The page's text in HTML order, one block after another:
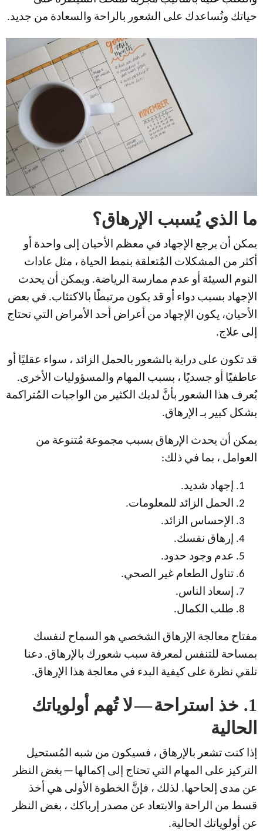
حياتك وتُساعدك على الشعور بالراحة والسعادة من جديد.
ما الذي يُسبب الإرهاق؟
يمكن أن يرجع الإجهاد في معظم الأحيان إلى واحدة أو
أكثر من المشكلات المُتعلقة بنمط الحياة ، مثل عادات
النوم السيئة أو عدم ممارسة الرياضة. ويمكن أن يحدث
الإجهاد بسبب دواء أو قد يكون مرتبطًا بالاكتئاب. في بعض
الأحيان، يكون الإجهاد من أعراض أحد الأمراض التي تحتاج
إلى علاج.
قد تكون على دراية بالشعور بالحمل الزائد ، سواء عقليًا أو
عاطفيًا أو جسديًا ، بسبب المهام والمسؤوليات الأخرى.
يُعرف هذا الشعور بأنَّ لديك الكثير من الواجبات المُتراكمة
بشكل كبير بـ الإرهاق.
يمكن أن يحدث الإرهاق بسبب مجموعة مُتنوعة من
العوامل ، بما في ذلك:
إجهاد شديد.
الحمل الزائد للمعلومات.
الإحساس الزائد.
إرهاق نفسك.
عدم وجود حدود.
تناول الطعام غير الصحي.
إسعاد الناس.
طلب الكمال.
مفتاح معالجة الإرهاق الشخصي هو السماح لنفسك
بمساحة للتنفس لمعرفة سبب شعورك بالإرهاق. دعنا
نلقي نظرة على كيفية البدء في معالجة هذا الإرهاق.
1. خذ استراحة — لا تُهم أولوياتك
الحالية
إذا كنت تشعر بالإرهاق ، فسيكون من شبه المُستحيل
التركيز على المهام التي تحتاج إلى إكمالها — بغض النظر
عن مدى إلحاحها. لذلك ، فإنَّ الخطوة الأولى هي أخذ
قسط من الراحة والابتعاد عن مصدر إرباكك ، بغض النظر
عن أولوياتك الحالية.